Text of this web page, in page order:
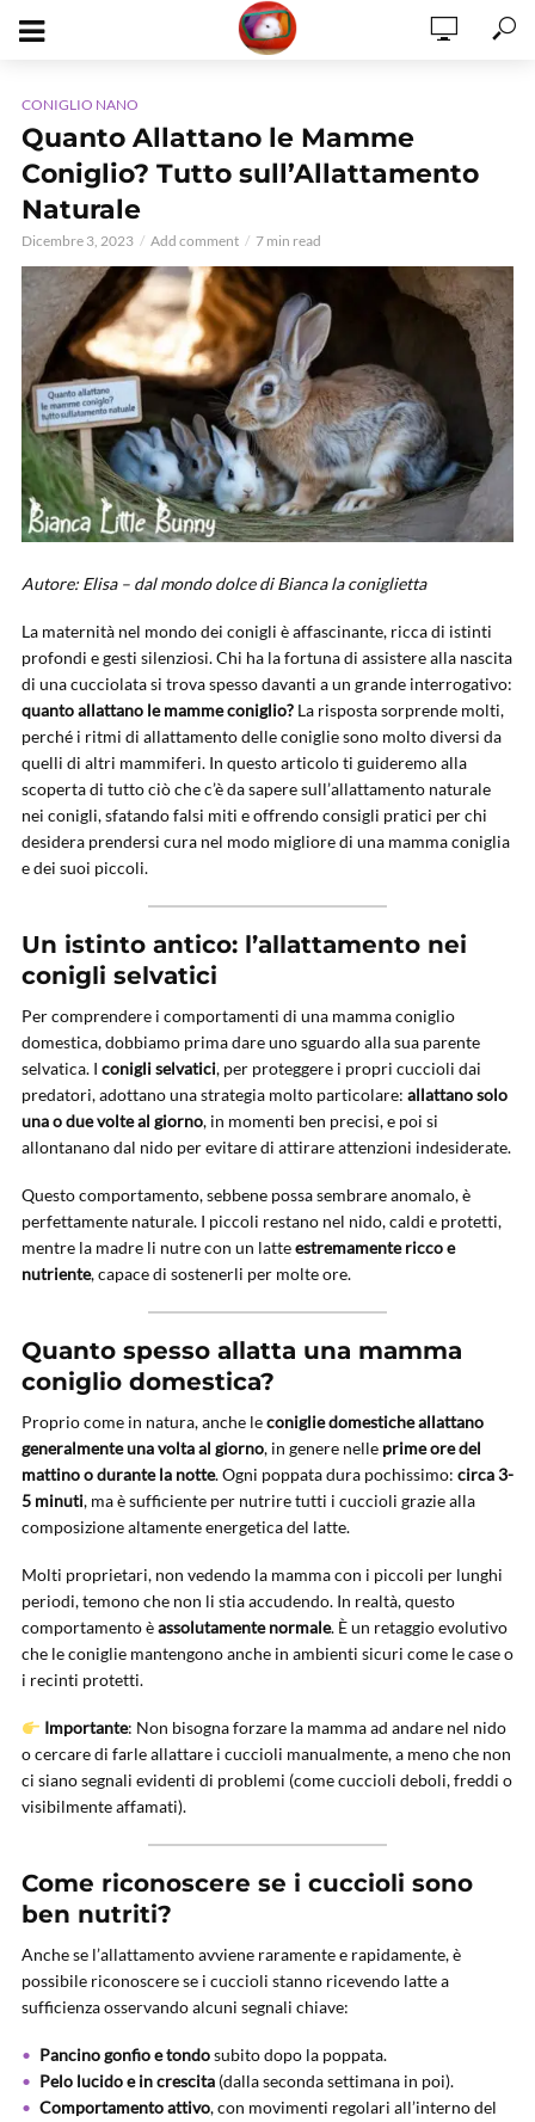
CONIGLIO NANO
Quanto Allattano le Mamme
Coniglio? Tutto sull’Allattamento
Naturale
Dicembre 3, 2023 Add comment 7 min read
Autore: Elisa – dal mondo dolce di Bianca la coniglietta
La maternità nel mondo dei conigli è affascinante, ricca di istinti
profondi e gesti silenziosi. Chi ha la fortuna di assistere alla nascita
di una cucciolata si trova spesso davanti a un grande interrogativo:
quanto allattano le mamme coniglio? La risposta sorprende molti,
perché i ritmi di allattamento delle coniglie sono molto diversi da
quelli di altri mammiferi. In questo articolo ti guideremo alla
scoperta di tutto ciò che c’è da sapere sull’allattamento naturale
nei conigli, sfatando falsi miti e offrendo consigli pratici per chi
desidera prendersi cura nel modo migliore di una mamma coniglia
e dei suoi piccoli.
Un istinto antico: l’allattamento nei
conigli selvatici
Per comprendere i comportamenti di una mamma coniglio
domestica, dobbiamo prima dare uno sguardo alla sua parente
selvatica. I conigli selvatici, per proteggere i propri cuccioli dai
predatori, adottano una strategia molto particolare: allattano solo
una o due volte al giorno, in momenti ben precisi, e poi si
allontanano dal nido per evitare di attirare attenzioni indesiderate.
Questo comportamento, sebbene possa sembrare anomalo, è
perfettamente naturale. I piccoli restano nel nido, caldi e protetti,
mentre la madre li nutre con un latteestremamente ricco e
nutriente, capace di sostenerli per molte ore.
Quanto spesso allatta una mamma
coniglio domestica?
Proprio come in natura, anche leconiglie domestiche allattano
generalmente una volta al giorno, in genere nelle prime ore del
mattino o durante la notte. Ogni poppata dura pochissimo: circa 3-
5 minuti, ma è sufficiente per nutrire tutti i cuccioli grazie alla
composizione altamente energetica del latte.
Molti proprietari, non vedendo la mamma con i piccoli per lunghi
periodi, temono che non li stia accudendo. In realtà, questo
comportamento èassolutamente normale. È un retaggio evolutivo
che le coniglie mantengono anche in ambienti sicuri come le case o
i recinti protetti.
Importante: Non bisogna forzare la mamma ad andare nel nido
o cercare di farle allattare i cuccioli manualmente, a meno che non
ci siano segnali evidenti di problemi (come cuccioli deboli, freddi o
visibilmente affamati).
Come riconoscere se i cuccioli sono
ben nutriti?
Anche se l’allattamento avviene raramente e rapidamente, è
possibile riconoscere se i cuccioli stanno ricevendo latte a
sufficienza osservando alcuni segnali chiave:
Pancino gonfio e tondosubito dopo la poppata.
Pelo lucido e in crescita (dalla seconda settimana in poi).
Comportamento attivo, con movimenti regolari all’interno del